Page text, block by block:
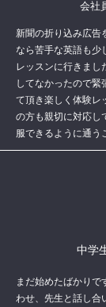
会
新聞の折り込み広告
なら苦手な英語も少
レッスンに行きまし
してなかったので緊
て頂き楽しく体験レ
の方も親切に対応し
服できるように通う
中学
まだ始めたばかりで
わせ、先生と話し合